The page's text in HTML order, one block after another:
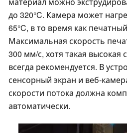
до 320°C. Камера может
65°C, в то время как
Максимальная скорость
300 мм/с, хотя такая высокая
всегда рекомендуется. В
сенсорный экран и веб-
скорости потока должна
автоматически.